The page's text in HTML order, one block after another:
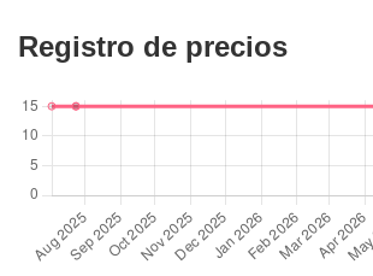
Registro de precios